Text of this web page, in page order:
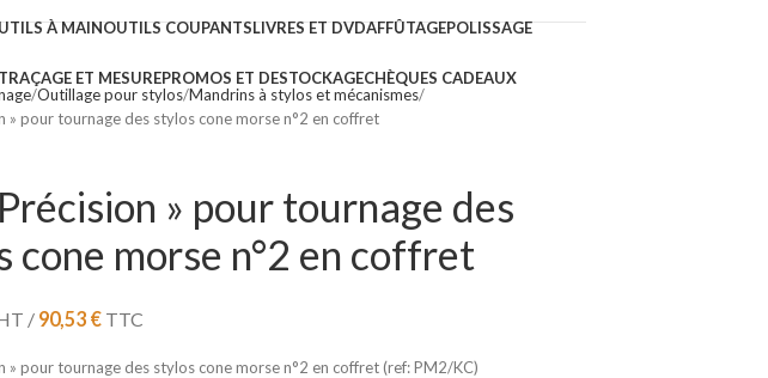
À MAINOUTILS COUPANTSLIVRES ET DVDAFFÛTAGEPOLISSAGE
TRAÇAGE ET MESUREPROMOS ET DESTOCKAGECHÈQUES CADEAUX
Outillage pour stylos Mandrins à stylos et mécanismes
» pour tournage des stylos cone morse n°2 en coffret
» pour tournage des
cone morse n°2 en coffret
/ 90,53 €TTC
» pour tournage des stylos cone morse n°2 en coffret (ref: PM2/KC)